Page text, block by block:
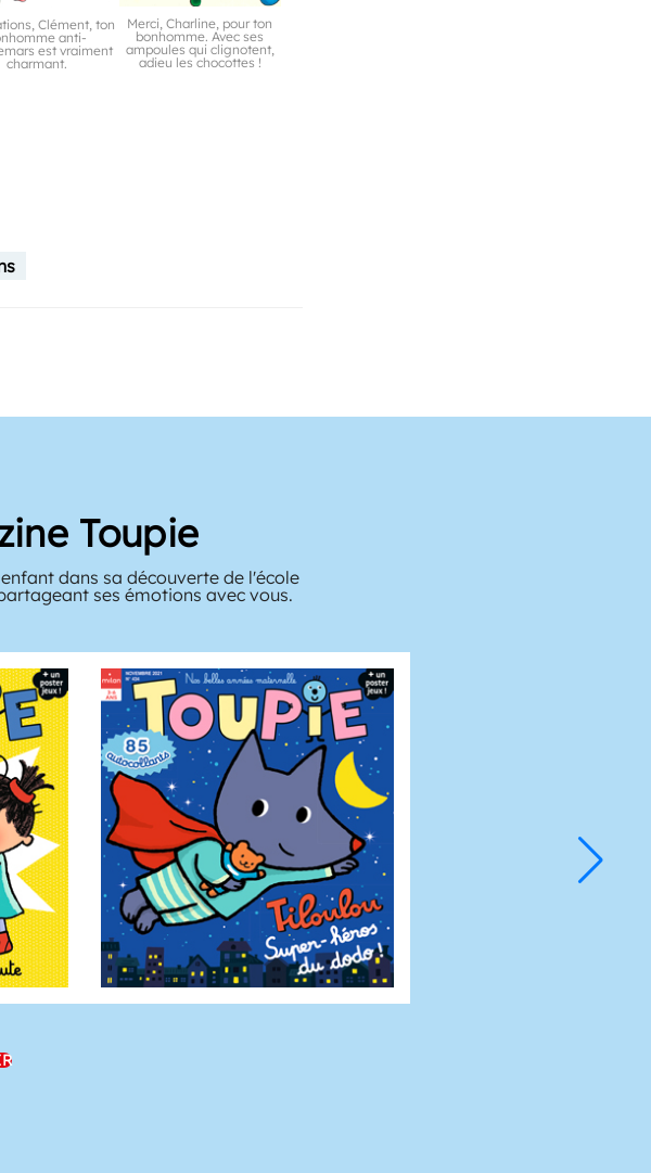
Clément, ton
anti-
est vraiment
charmant.
Merci, Charline, pour ton
bonhomme. Avec ses
ampoules qui clignotent,
adieu les chocottes !
Toupie
dans sa découverte de l'école
ses émotions avec vous.